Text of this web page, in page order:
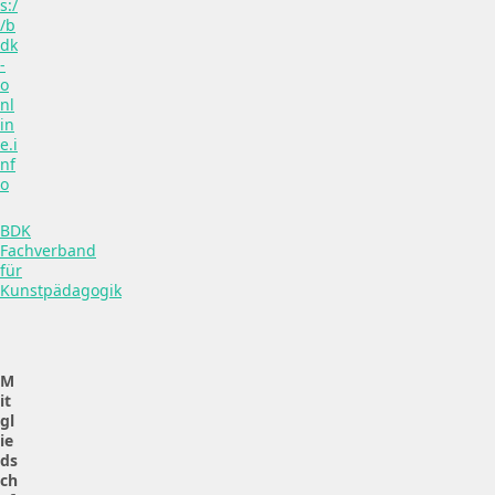
s:/
/b
dk
-
o
nl
in
e.i
nf
o
BDK
Fachverband
für
Kunstpädagogik
M
it
gl
ie
ds
ch